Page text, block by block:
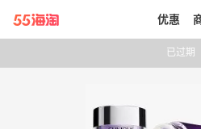
带你去官网买正品
优惠
已过期